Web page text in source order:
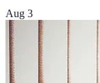
Aug 3